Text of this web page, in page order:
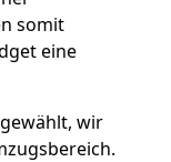
somit
eine
wir